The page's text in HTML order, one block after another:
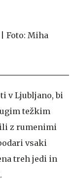
v Ljubljano, bi
težkim
z rumenimi
vsaki
treh jedi in